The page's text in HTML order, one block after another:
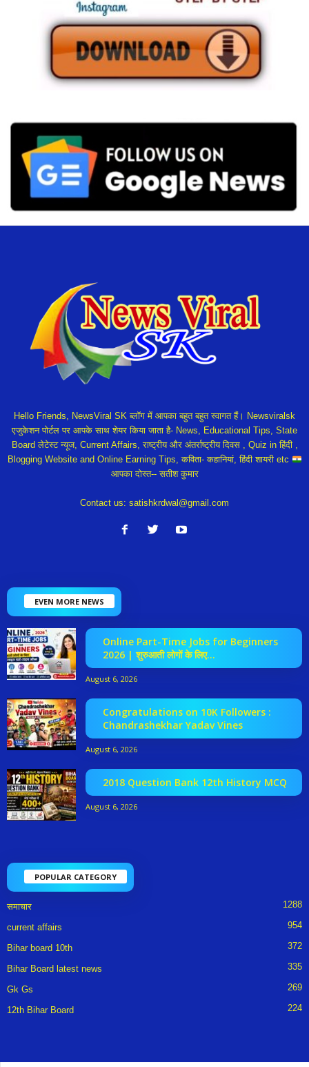
Hello Friends, NewsViral SK ब्लॉग में आपका बहुत बहुत स्वागत हैं। Newsviralsk
एजुकेशन पोर्टल पर आपके साथ शेयर किया जाता है- News, Educational Tips, State
Board लेटेस्ट न्यूज, Current Affairs, राष्ट्रीय और अंतर्राष्ट्रीय दिवस , Quiz in हिंदी ,
Blogging Website and Online Earning Tips, कविता- कहानियां, हिंदी शायरी etc
आपका दोस्त-- सतीश कुमार
Contact us: satishkrdwal@gmail.com
EVEN MORE NEWS
Online Part-Time Jobs for Beginners
2026 | शुरुआती लोगों के लिए...
August 6, 2026
Congratulations on 10K Followers :
Chandrashekhar Yadav Vines
August 6, 2026
2018 Question Bank 12th History MCQ
August 6, 2026
POPULAR CATEGORY
समाचार 1288
current affairs 954
Bihar board 10th 372
Bihar Board latest news 335
Gk Gs 269
12th Bihar Board 224